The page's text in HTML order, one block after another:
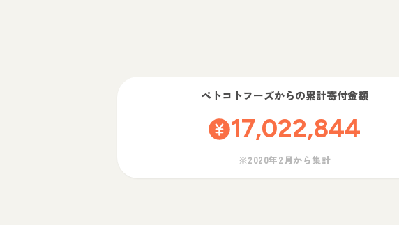
ペトコトフーズからの累計寄付金額
17,022,844
※2020年2月から集計